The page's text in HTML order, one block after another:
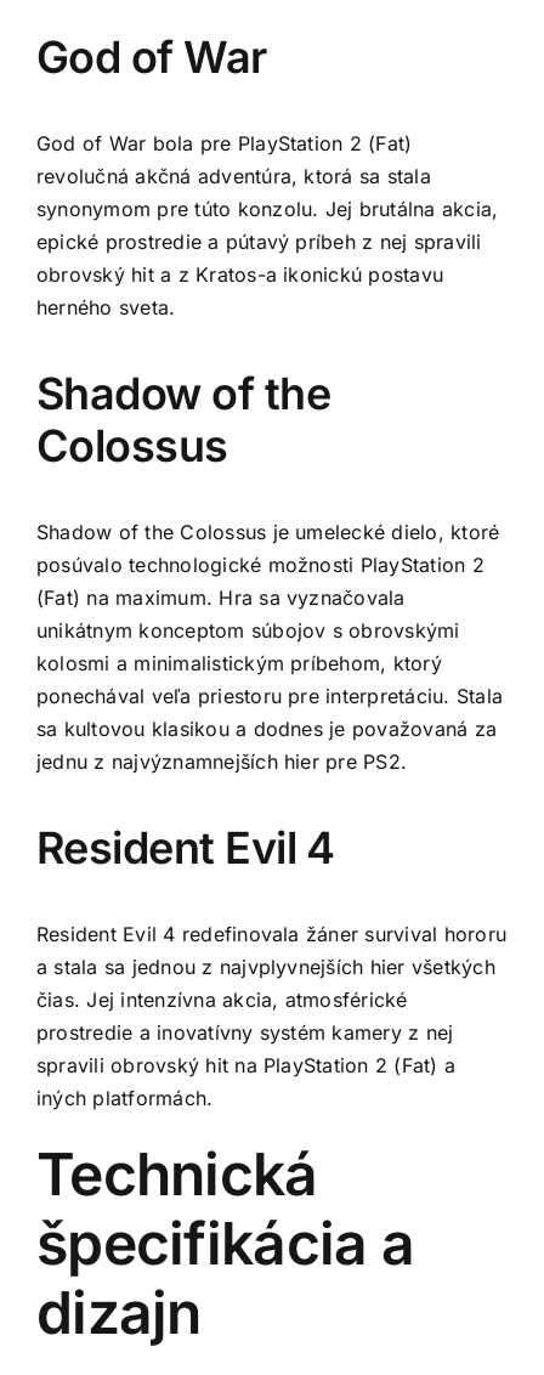
God of War
God of War bola pre PlayStation 2 (Fat)
revolučná akčná adventúra, ktorá sa stala
synonymom pre túto konzolu. Jej brutálna akcia,
epické prostredie a pútavý príbeh z nej spravili
obrovský hit a z Kratos-a ikonickú postavu
herného sveta.
Shadow of the
Colossus
Shadow of the Colossus je umelecké dielo, ktoré
posúvalo technologické možnosti PlayStation 2
(Fat) na maximum. Hra sa vyznačovala
unikátnym konceptom súbojov s obrovskými
kolosmi a minimalistickým príbehom, ktorý
ponechával veľa priestoru pre interpretáciu. Stala
sa kultovou klasikou a dodnes je považovaná za
jednu z najvýznamnejších hier pre PS2.
Resident Evil 4
Resident Evil 4 redefinovala žáner survival hororu
a stala sa jednou z najvplyvnejších hier všetkých
čias. Jej intenzívna akcia, atmosférické
prostredie a inovatívny systém kamery z nej
spravili obrovský hit na PlayStation 2 (Fat) a
iných platformách.
Technická
špecifikácia a
dizajn